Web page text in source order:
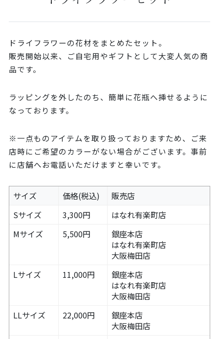
ドライフラワーの花材をまとめたセット。
販売開始以来、ご自宅用やギフトとして大変人気の商
品です。
ラッピングを外したのち、簡単に花瓶へ挿せるように
なっております。
※一点ものアイテムを取り扱っておりますため、ご来
店時にご希望のカラーがない場合がございます。事前
に店舗へお電話いただけますと幸いです。
サイズ 価格(税込)
販売店
Sサイズ
3,300円
はなれ有楽町店
Mサイズ
5,500円
銀座本店
はなれ有楽町店
大阪梅田店
Lサイズ
11,000円
銀座本店
はなれ有楽町店
大阪梅田店
LLサイズ
22,000円
銀座本店
大阪梅田店